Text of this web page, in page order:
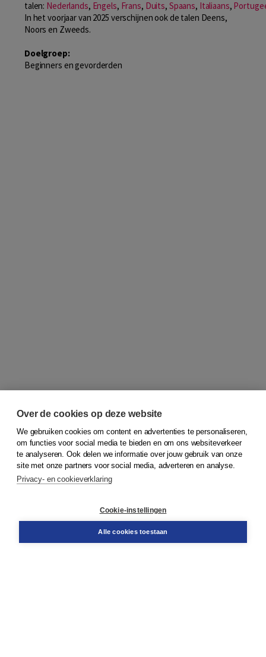
talen: Nederlands, Engels, Frans, Duits, Spaans, Italiaans,
In het voorjaar van 2025 verschijnen ook de talen Deens,
Noors en Zweeds.
Doelgroep:
Beginners en gevorderden
© 2026Koninklijke Boom uitgevers
Bestellen
Over de cookies op deze website
We gebruiken cookies om content en advertenties te personaliseren,
om functies voor social media te bieden en om ons websiteverkeer
te analyseren. Ook delen we informatie over jouw gebruik van onze
site met onze partners voor social media, adverteren en analyse.
Privacy- en cookieverklaring
Cookie-instellingen
Alle cookies toestaan